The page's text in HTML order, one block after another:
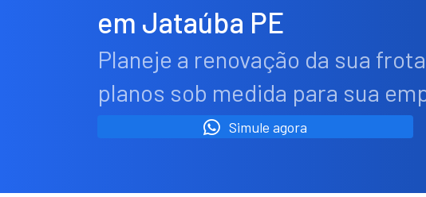
em Jataúba PE
Planeje a renovação da sua
planos sob medida para sua
Simule agora